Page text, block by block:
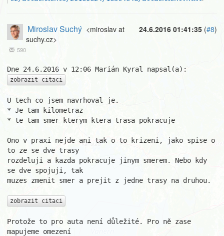
24.6.2016 01:41:35 (#8)
Miroslav Suchý <miroslav at
suchy.cz>
590
zobrazit citaci
U tech co jsem navrhoval je.
* Je tam kilometraz
* te tam smer kterym ktera trasa pokracuje
Ono v praxi nejde ani tak o to krizeni, jako spise o
to ze se dve trasy
rozdeluji a kazda pokracuje jinym smerem. Nebo kdy
se dve spojuji, tak
muzes zmenit smer a prejit z jedne trasy na druhou.
zobrazit citaci
Protože to pro auta není důležité. Pro ně zase
mapujeme omezení